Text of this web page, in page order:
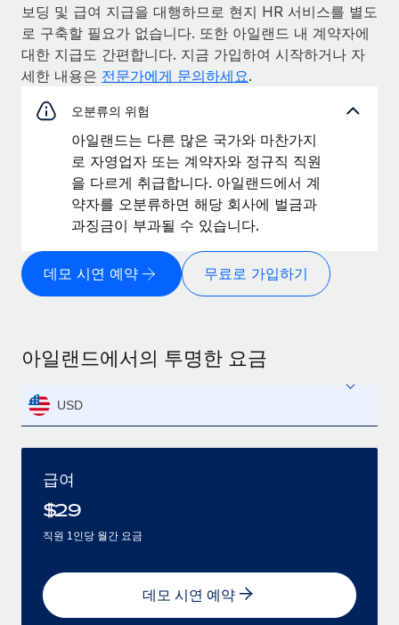
보딩 및 급여 지급을 대행하므로 현지 HR 서비스를 별도
로 구축할 필요가 없습니다. 또한 아일랜드 내 계약자에
대한 지급도 간편합니다. 지금 가입하여 시작하거나 자
세한 내용은 전문가에게 문의하세요.
오분류의 위험
아일랜드는 다른 많은 국가와 마찬가지
로 자영업자 또는 계약자와 정규직 직원
을 다르게 취급합니다. 아일랜드에서 계
약자를 오분류하면 해당 회사에 벌금과
과징금이 부과될 수 있습니다.
데모 시연 예약 무료로 가입하기
아일랜드에서의 투명한 요금
USD
급여
$29
직원 1인당 월간 요금
데모 시연 예약